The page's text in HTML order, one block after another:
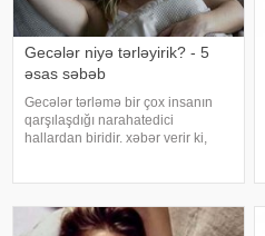
Gecələr niyə tərləyirik? - 5
əsas səbəb
Gecələr tərləmə bir çox insanın
qarşılaşdığı narahatedici
hallardan biridir. xəbər verir ki,
sağlamlıq problemlərinin əlamət